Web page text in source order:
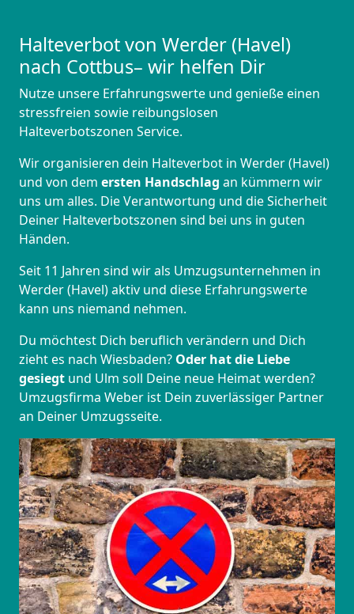
Halteverbot von Werder (Havel)
nach Cottbus– wir helfen Dir
Nutze unsere Erfahrungswerte und genieße einen
stressfreien sowie reibungslosen
Halteverbotszonen Service.
Wir organisieren dein Halteverbot in Werder (Havel)
und von dem ersten Handschlag an kümmern wir
uns um alles. Die Verantwortung und die Sicherheit
Deiner Halteverbotszonen sind bei uns in guten
Händen.
Seit 11 Jahren sind wir als Umzugsunternehmen in
Werder (Havel) aktiv und diese Erfahrungswerte
kann uns niemand nehmen.
Du möchtest Dich beruflich verändern und Dich
zieht es nach Wiesbaden? Oder hat die Liebe
gesiegt und Ulm soll Deine neue Heimat werden?
Umzugsfirma Weber ist Dein zuverlässiger Partner
an Deiner Umzugsseite.